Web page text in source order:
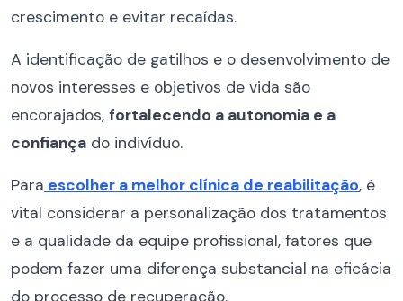
crescimento e evitar recaídas.
A identificação de gatilhos e o desenvolvimento de
novos interesses e objetivos de vida são
encorajados, fortalecendo a autonomia e a
confiança do indivíduo.
Para escolher a melhor clínica de reabilitação, é
vital considerar a personalização dos tratamentos
e a qualidade da equipe profissional, fatores que
podem fazer uma diferença substancial na eficácia
do processo de recuperação.